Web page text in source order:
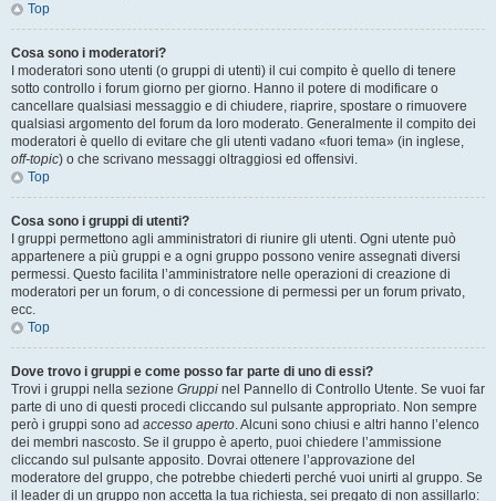
Top
Cosa sono i moderatori?
I moderatori sono utenti (o gruppi di utenti) il cui compito è quello di tenere
sotto controllo i forum giorno per giorno. Hanno il potere di modificare o
cancellare qualsiasi messaggio e di chiudere, riaprire, spostare o rimuovere
qualsiasi argomento del forum da loro moderato. Generalmente il compito dei
moderatori è quello di evitare che gli utenti vadano «fuori tema» (in inglese,
off-topic) o che scrivano messaggi oltraggiosi ed offensivi.
Top
Cosa sono i gruppi di utenti?
I gruppi permettono agli amministratori di riunire gli utenti. Ogni utente può
appartenere a più gruppi e a ogni gruppo possono venire assegnati diversi
permessi. Questo facilita l’amministratore nelle operazioni di creazione di
moderatori per un forum, o di concessione di permessi per un forum privato,
ecc.
Top
Dove trovo i gruppi e come posso far parte di uno di essi?
Trovi i gruppi nella sezione Gruppi nel Pannello di Controllo Utente. Se vuoi far
parte di uno di questi procedi cliccando sul pulsante appropriato. Non sempre
però i gruppi sono ad accesso aperto. Alcuni sono chiusi e altri hanno l’elenco
dei membri nascosto. Se il gruppo è aperto, puoi chiedere l’ammissione
cliccando sul pulsante apposito. Dovrai ottenere l’approvazione del
moderatore del gruppo, che potrebbe chiederti perché vuoi unirti al gruppo. Se
il leader di un gruppo non accetta la tua richiesta, sei pregato di non assillarlo: